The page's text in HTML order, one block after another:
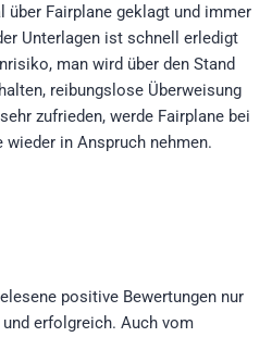
über Fairplane geklagt und immer
Unterlagen ist schnell erledigt
man wird über den Stand
reibungslose Überweisung
zufrieden, werde Fairplane bei
in Anspruch nehmen.
positive Bewertungen nur
erfolgreich. Auch vom